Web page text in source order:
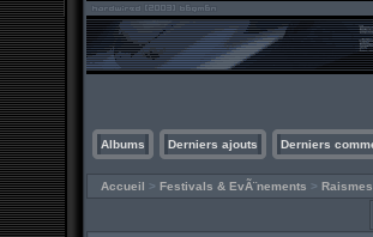
Albums Derniers ajouts Derniers
Accueil > Festivals & EvÃ¨nements >